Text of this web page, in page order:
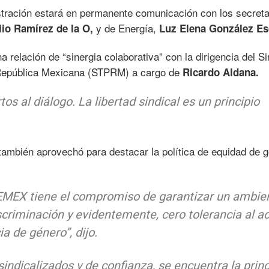
estará en permanente comunicación con los
Ramírez de la O, y de Energía, Luz Elena González
relación de “sinergia colaborativa” con la dirigencia del
Mexicana (STPRM) a cargo de Ricardo Aldana.
al diálogo. La libertad sindical es un principio
aprovechó para destacar la política de equidad de
tiene el compromiso de garantizar un
y evidentemente, cero tolerancia al
de género”, dijo.
y de confianza, se encuentra la